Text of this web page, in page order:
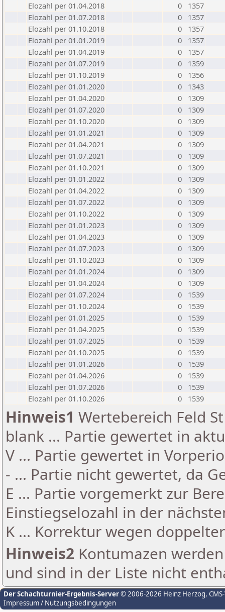
Elozahl per 01.04.2018
0
1357
Elozahl per 01.07.2018
0
1357
Elozahl per 01.10.2018
0
1357
Elozahl per 01.01.2019
0
1357
Elozahl per 01.04.2019
0
1357
Elozahl per 01.07.2019
0
1359
Elozahl per 01.10.2019
0
1356
Elozahl per 01.01.2020
0
1343
Elozahl per 01.04.2020
0
1309
Elozahl per 01.07.2020
0
1309
Elozahl per 01.10.2020
0
1309
Elozahl per 01.01.2021
0
1309
Elozahl per 01.04.2021
0
1309
Elozahl per 01.07.2021
0
1309
Elozahl per 01.10.2021
0
1309
Elozahl per 01.01.2022
0
1309
Elozahl per 01.04.2022
0
1309
Elozahl per 01.07.2022
0
1309
Elozahl per 01.10.2022
0
1309
Elozahl per 01.01.2023
0
1309
Elozahl per 01.04.2023
0
1309
Elozahl per 01.07.2023
0
1309
Elozahl per 01.10.2023
0
1309
Elozahl per 01.01.2024
0
1309
Elozahl per 01.04.2024
0
1309
Elozahl per 01.07.2024
0
1539
Elozahl per 01.10.2024
0
1539
Elozahl per 01.01.2025
0
1539
Elozahl per 01.04.2025
0
1539
Elozahl per 01.07.2025
0
1539
Elozahl per 01.10.2025
0
1539
Elozahl per 01.01.2026
0
1539
Elozahl per 01.04.2026
0
1539
Elozahl per 01.07.2026
0
1539
Elozahl per 01.10.2026
0 1539
Hinweis1 Wertebereich Feld
blank ... Partie gewertet in
V ... Partie gewertet in
- ... Partie nicht gewertet, da
E ... Partie vorgemerkt zur
Einstiegselozahl in der
K ... Korrektur wegen
Hinweis2 Kontumazen
und sind in der Liste nicht
Der Schachturnier-Ergebnis-Server© 2006-2026 Heinz Herzog,
Impressum / Nutzungsbedingungen